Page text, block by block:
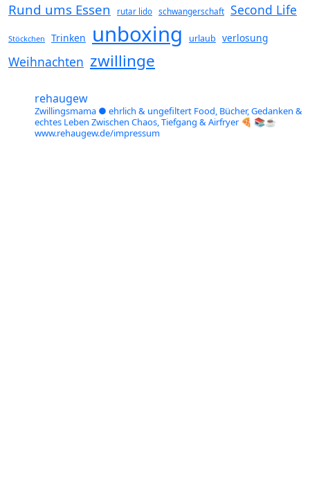
Rund ums Essen rutar lido schwangerschaft Second Life
Stöckchen Trinken unboxing urlaub verlosung
Weihnachten zwillinge
rehaugew
Zwillingsmama ● ehrlich & ungefiltert Food, Bücher, Gedanken &
echtes Leben Zwischen Chaos, Tiefgang & Airfryer 🍕 📚☕️
www.rehaugew.de/impressum